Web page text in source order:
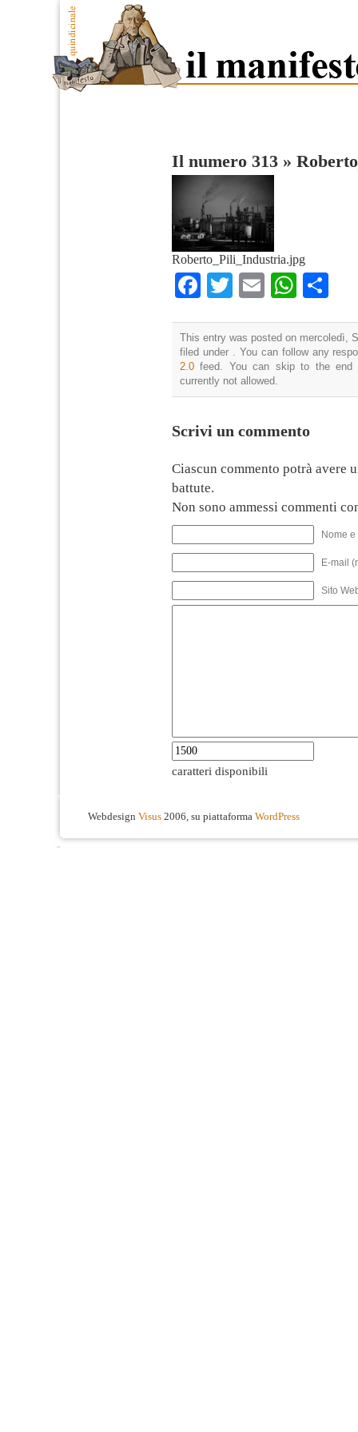
Il numero 313 »
Roberto_Pili_Industria.jpg
Facebook
TwitterEmail
This entry was posted on mercoledì,
filed under . You can follow any
2.0 feed. You can skip to the end
currently not allowed.
Scrivi un commento
Ciascun commento potrà avere
battute.
Non sono ammessi commenti
Nome
E-mail
Sito
caratteri disponibili
Webdesign Visus 2006, su piattaforma WordPress